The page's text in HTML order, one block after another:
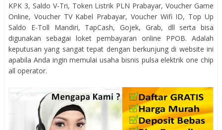
KPK 3, Saldo V-Tri, Token Listrik PLN Prabayar, Voucher Game
Online, Voucher TV Kabel Prabayar, Voucher Wifi ID, Top Up
Saldo E-Toll Mandiri, TapCash, Gojek, Grab, dll serta bisa
digunakan sebagai loket pembayaran online PPOB. Adalah
keputusan yang sangat tepat dengan berkunjung di website ini
apabila Anda ingin memulai usaha bisnis pulsa elektrik one chip
all operator.